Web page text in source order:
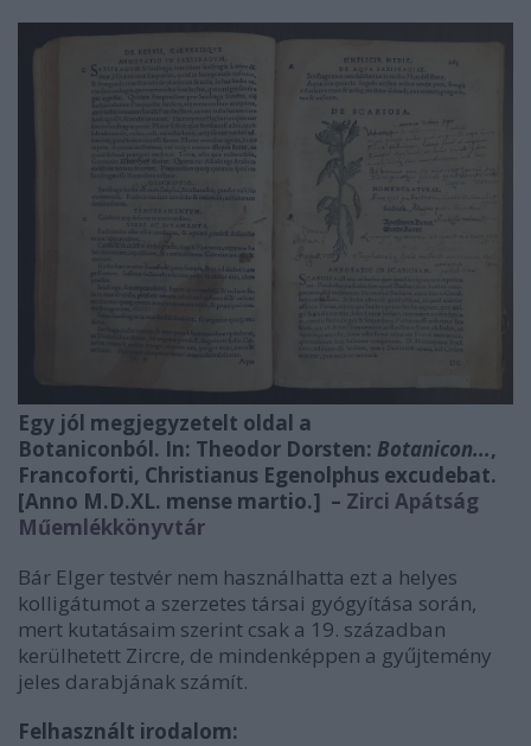
Egy jól megjegyzetelt oldal a
Botaniconból. In: Theodor Dorsten: Botanicon...,
Francoforti, Christianus Egenolphus excudebat.
[Anno M.D.XL. mense martio.] – Zirci Apátság
Műemlékkönyvtár
Bár Elger testvér nem használhatta ezt a helyes
kolligátumot a szerzetes társai gyógyítása során,
mert kutatásaim szerint csak a 19. században
kerülhetett Zircre, de mindenképpen a gyűjtemény
jeles darabjának számít.
Felhasznált irodalom: